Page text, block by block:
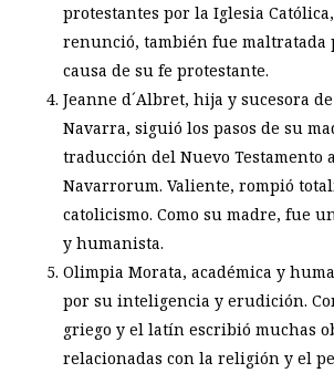
protestantes por la Iglesia
renunció, también fue maltratada
causa de su fe protestante.
Jeanne d´Albret, hija y sucesora
Navarra, siguió los pasos de su
traducción del Nuevo Testamento
Navarrorum. Valiente, rompió
catolicismo. Como su madre, fue
y humanista.
Olimpia Morata, académica y
por su inteligencia y erudición.
griego y el latín escribió muchas
relacionadas con la religión y el